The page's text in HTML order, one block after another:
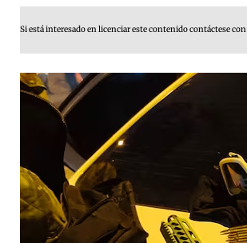
Si está interesado en licenciar este contenido contáctese con